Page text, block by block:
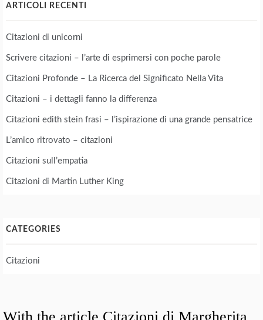
ARTICOLI RECENTI
Citazioni di unicorni
Scrivere citazioni – l’arte di esprimersi con poche parole
Citazioni Profonde – La Ricerca del Significato Nella Vita
Citazioni – i dettagli fanno la differenza
Citazioni edith stein frasi – l’ispirazione di una grande pensatrice
L’amico ritrovato – citazioni
Citazioni sull’empatia
Citazioni di Martin Luther King
CATEGORIES
Citazioni